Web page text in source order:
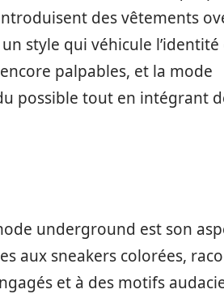
des vêtements
style qui véhicule l’identité
palpables, et la mode
possible tout en intégrant
underground est son
aux sneakers colorées,
et à des motifs